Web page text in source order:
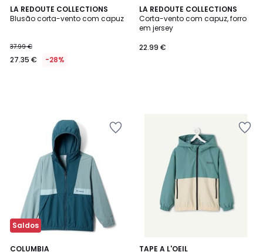
LA REDOUTE COLLECTIONS
Blusão corta-vento com capuz
37.99 €
27.35 € -28%
LA REDOUTE COLLECTIONS
Corta-vento com capuz, forro
em jersey
22.99 €
Saldos
COLUMBIA
2
TAPE A L'OEIL